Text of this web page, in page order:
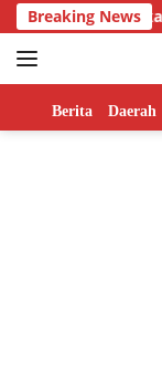
Skip
to
content
Breaking News
Gagalkan
Home
Berita Daerah